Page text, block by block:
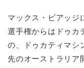
マックス・ビアッジ
選手権からはドゥカ
の、ドゥカティマシ
先のオーストラリア